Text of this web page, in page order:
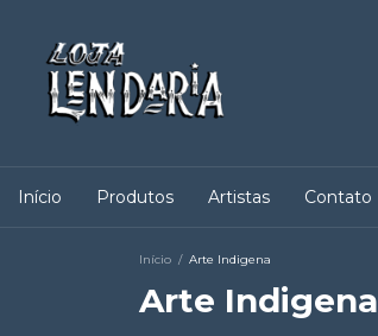
Início Produtos Artistas Contato
Início / Arte Indigena
Arte Indigena